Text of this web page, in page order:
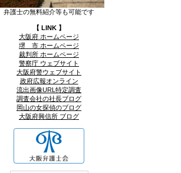
弁護士の無料紹介等も可能です
【 LINK 】
大阪府 ホームページ
堺 市 ホームページ
裁判所 ホームページ
警察庁 ウェブサイト
大阪府警ウェブサイト
政府広報オンライン
流出画像URL特定調査
調査会社の社長ブログ
岡山の女探偵のブログ
大阪府興信所 ブログ